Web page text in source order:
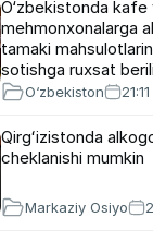
O‘zbekistonda kafe
mehmonxonalarga
tamaki
sotishga ruxsat
O‘zbekiston
Qirgʻizistonda
cheklanishi mumkin
Markaziy Osiyo